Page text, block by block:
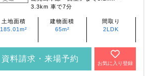
3.3km 車で7分
土地面積
185.01m²
建物面積
65m²
間取り
2LDK
資料請求・来場予約
お気に入り登録